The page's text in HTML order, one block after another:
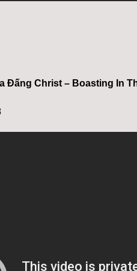
Đấng Christ – Boasting In